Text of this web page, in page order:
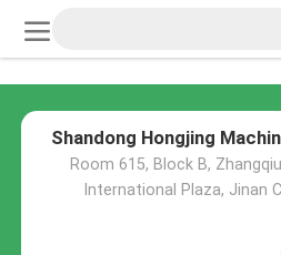
Shandong Hongjing
Room 615, Block B,
International Plaza, Jinan